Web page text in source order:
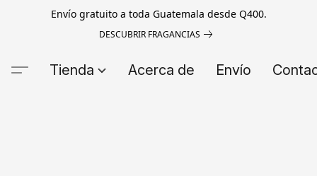
Envío gratuito a toda Guatemala desde Q400.
DESCUBRIR FRAGANCIAS
Tienda Acerca de Envío